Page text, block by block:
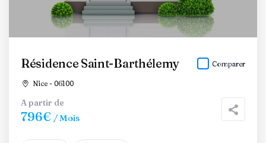
Résidence Saint-Barthélemy
Nice - 06100
Comparer
A partir de
796€ / Mois